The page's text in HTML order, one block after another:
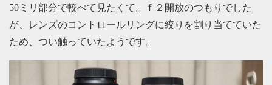
50ミリ部分で較べて見たくて。ｆ２開放のつもりでした
が、レンズのコントロールリングに絞りを割り当てていた
ため、つい触っていたようです。